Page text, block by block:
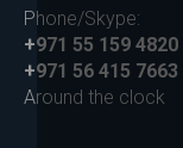
Phone/Skype:
+971 55 159 4820
+971 56 415 7663
Around the clock